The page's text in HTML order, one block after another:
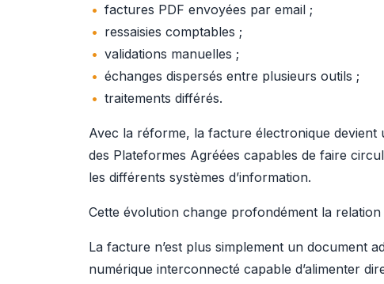
factures PDF envoyées par email ;
ressaisies comptables ;
validations manuelles ;
échanges dispersés entre plusieurs outils ;
traitements différés.
Avec la réforme, la facture électronique
des Plateformes Agréées capables de faire
les différents systèmes d’information.
Cette évolution change profondément la
La facture n’est plus simplement un document
numérique interconnecté capable d’alimenter